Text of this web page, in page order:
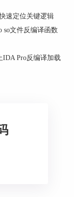
在运行时改写
给出有限结
难
支，或在特定
实静态”时拿
与常量溯源，
态结论风险很
速定位关键逻辑
so文件反编译函数
IDA Pro反编译加载